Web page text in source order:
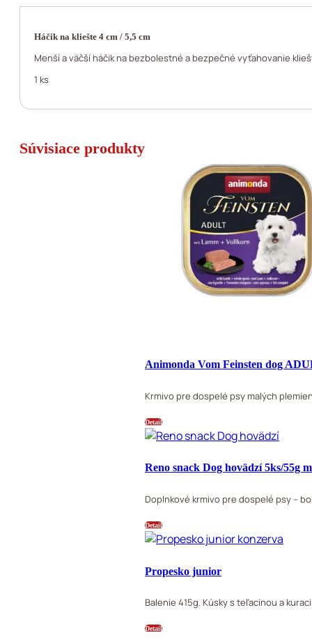
Háčik na kliešte 4 cm / 5,5 cm
Menší a väčší háčik na bezbolestné a bezpečné vyťahovanie
1 ks
Súvisiace produkty
Animonda Vom Feinsten dog
Krmivo pre dospelé psy malých
Detail
Reno snack Dog hovädzí 5ks/55g
Doplnkové krmivo pre dospelé psy –
Detail
Propesko junior
Balenie 415g. Kúsky s teľacinou a
Detail